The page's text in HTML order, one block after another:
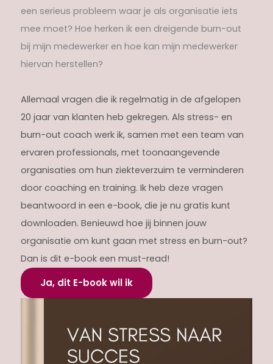
een serieus probleem waar je als organisatie iets
mee moet? Hoe herken ik een dreigende burn-out
bij mijn medewerker en hoe kan mijn medewerker
hiervan herstellen?
Allemaal vragen die ik regelmatig in de afgelopen
20 jaar van klanten heb gekregen. Als stress- en
burn-out coach werk ik, samen met een team van
ervaren professionals, met toonaangevende
organisaties om hun ziekteverzuim te verminderen
door coaching en training. Ik heb deze vragen
beantwoord in een e-book, die je nu gratis kunt
downloaden. Benieuwd hoe jij binnen jouw
organisatie om kunt gaan met stress en burn-out?
Dan is dit e-book een must-read!
Ja, dit E-book wil ik